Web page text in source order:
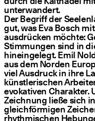
unterwandert.
Der Begriff der
gut, was Eva Bosch mit
ausdrücken möchte:
Stimmungen sind in
hineingelegt. Emil
aus dem Norden
viel Ausdruck in ihre
künstlerischen
evokativen Charakter.
Zeichnung ließe sich
gleichförmigen
rhythmischen